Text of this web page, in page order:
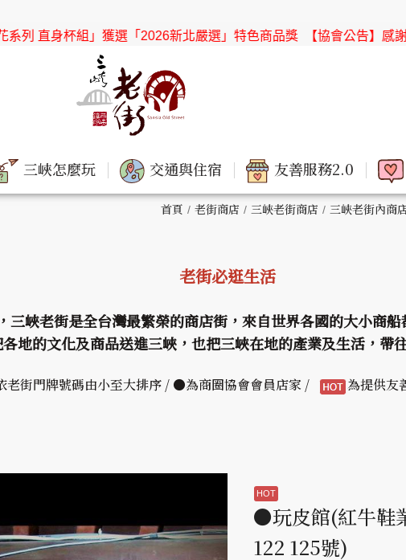
」獲選「2026新北嚴選」特色商品獎 【協會公告】感謝「新北市
三峽怎麼玩 交通與住宿 友善服務2.0
首頁 老街商店 三峽老街商店 三峽老街內商
老街必逛生活
三峽老街是全台灣最繁榮的商店街，來自世界各國的大小商
地的文化及商品送進三峽，也把三峽在地的產業及生活，帶
老街門牌號碼由小至大排序 / ●為商圈協會會員店家 / 為提供友
●玩皮館(紅牛鞋
122 125號)